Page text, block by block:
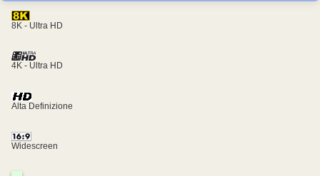
8K - Ultra HD
4K - Ultra HD
Alta Definizione
Widescreen